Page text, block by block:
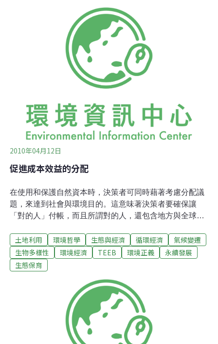
中，水源、漁獲和牧場這些資源的使用權，常透過非正式
的方式被分配和管理。當外來的介入將改變這些非正式的
權利時，決策者要謹慎得評估那些依賴這些服務維生的人
們。若是要保育和永續得使用這些服務，重新定義與正式
承認這些服務的價值就變得很重要。因為當決策者要使用
新的工具，如生態系統服務付費機制(Payment for
Ecosystem Services ,PES)時，這些服務的價值就會決定
PES來正式評估這些
2010年04月12日
促進成本效益的分配
在使用和保護自然資本時，決策者可同時藉著考慮分配議
題，來達到社會與環境目的。這意味著決策者要確保讓
「對的人」付帳，而且所謂對的人，還包含地方與全球的
減緩轉型的陣痛。生物多樣性對鄉村地區的窮人相當重
要，他們憑藉當地的生態系統服務與生物多樣性而活，藉
此才能獲得糧食、收入、燃料、健康、生活品質與社區支
持。根據「窮人的GDP」這樣的指標，就充分得彰顯出鄉
村地區人口對自然界的依賴與自然資本對社會帶來的影
響。例如，在巴西，若將由平時未列入紀錄、並由森林提
供的財務與勞貨都納入國民所得帳時，這些財務與勞貨的
價值佔GDP的比例，將從6%提升到17%。窮人總是很容
易受害，因為他們取得替代產品與服務的管道，很有可能
土地利用 環境哲學 生態與經濟 循環經濟
氣候變遷
生物多樣性
環境經濟 TEEB 環境正義
永續發展
生態保育